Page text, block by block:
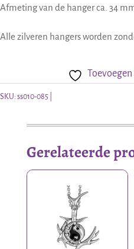
Afmeting van de hanger ca. 34
Alle zilveren hangers worden
SKU: ss010-085
Gerelateerde